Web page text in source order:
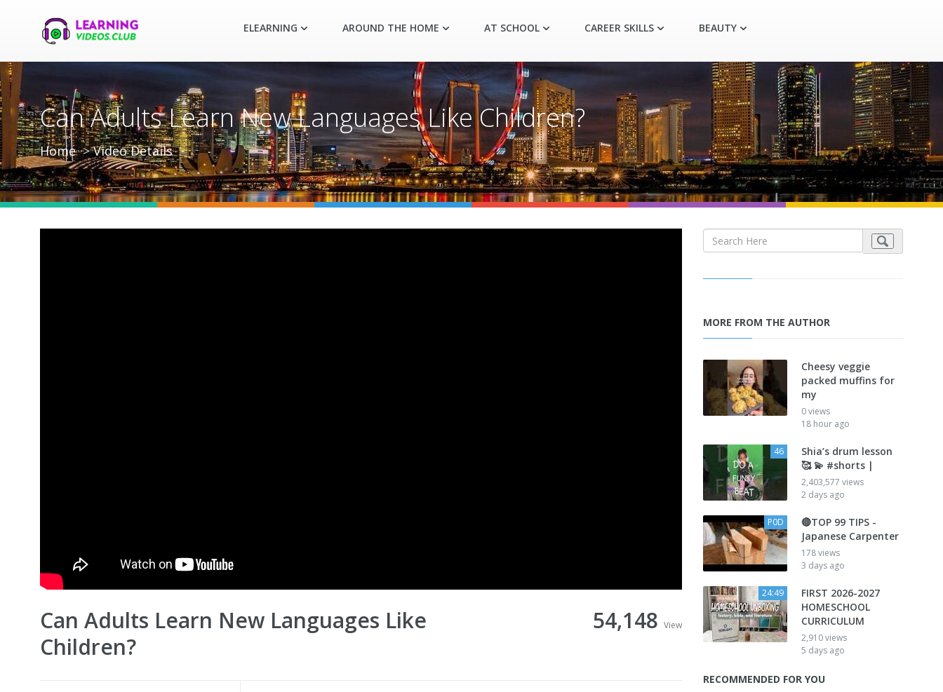
ELEARNING AROUND THE HOME AT SCHOOL CAREER SKILLS BEAUTY
Can Adults Learn New Languages Like Children?
Home Video Details
Can Adults Learn New Languages Like
Children?
54,148 View
MORE FROM THE AUTHOR
Cheesy veggie
packed muffins for
my
0 views
18 hour ago
46
Shia’s drum lesson
🥰 💫 #shorts |
2,403,577 views
2 days ago
P0D
🔴TOP 99 TIPS -
Japanese Carpenter
178 views
3 days ago
24:49
FIRST 2026-2027
HOMESCHOOL
CURRICULUM
2,910 views
5 days ago
RECOMMENDED FOR YOU